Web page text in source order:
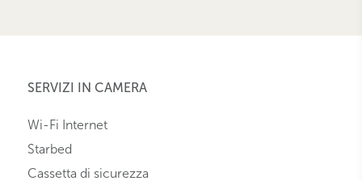
SERVIZI IN CAMERA
Wi-Fi Internet
Starbed
Cassetta di sicurezza